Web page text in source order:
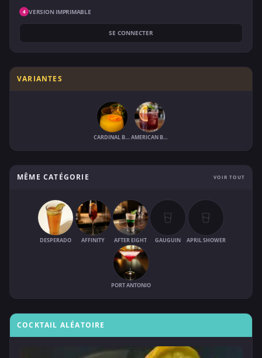
4 VERSION IMPRIMABLE
SE CONNECTER
VARIANTES
CARDINAL BISHOP AMERICAN BISHOP
MÊME CATÉGORIE VOIR TOUT
DESPERADO AFFINITY AFTER EIGHT GAUGUIN APRIL SHOWER
PORT ANTONIO
COCKTAIL ALÉATOIRE